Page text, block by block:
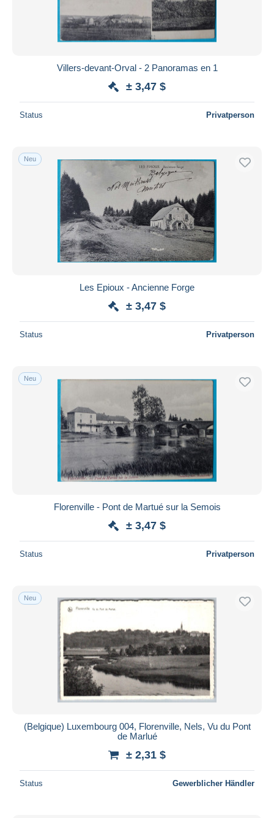
Villers-devant-Orval - 2 Panoramas en 1
± 3,47 $
Status Privatperson
Neu
Les Epioux - Ancienne Forge
± 3,47 $
Status Privatperson
Neu
Florenville - Pont de Martué sur la Semois
± 3,47 $
Status Privatperson
Neu
(Belgique) Luxembourg 004, Florenville, Nels, Vu du Pont
de Marlué
± 2,31 $
Status Gewerblicher Händler